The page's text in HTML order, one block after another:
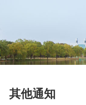
华家池
其他通知